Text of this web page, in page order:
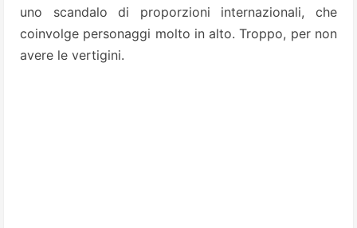
uno scandalo di proporzioni internazionali, che
coinvolge personaggi molto in alto. Troppo, per non
avere le vertigini.